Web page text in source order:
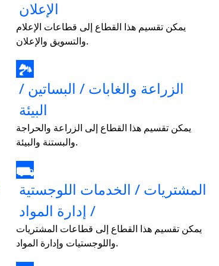
الإعلان
يمكن تقسيم هذا القطاع إلى قطاعات الإعلام
والتسويق والإعلان.
🏞
الزراعة والغابات / البساتين /
البيئة
يمكن تقسيم هذا القطاع إلى الزراعة والحراجة
والبستنة والبيئة.
⛟
المشتريات / الخدمات اللوجستية
/ إدارة المواد
يمكن تقسيم هذا القطاع إلى قطاعات المشتريات
واللوجستيات وإدارة المواد.